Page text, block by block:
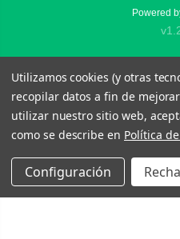
Powered
Utilizamos cookies (y otras
recopilar datos a fin de
utilizar nuestro sitio web,
como se describe en Política
Configuración